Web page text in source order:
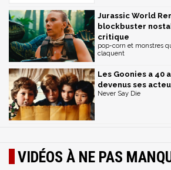
Jurassic World
blockbuster
critique
pop-corn et monstres
claquent
Les Goonies a 40
devenus ses
Never Say Die
VIDÉOS À NE PAS